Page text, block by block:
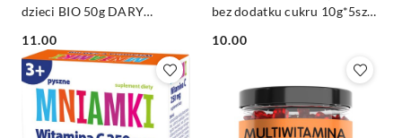
dzieci BIO 50g DARY
Cena:
11.00
bez dodatku cukru 10g*5szt
Cena:
10.00